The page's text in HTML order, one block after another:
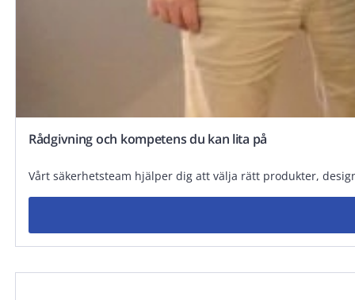
Rådgivning och kompetens du kan lita på
Vårt säkerhetsteam hjälper dig att välja rätt produkter,